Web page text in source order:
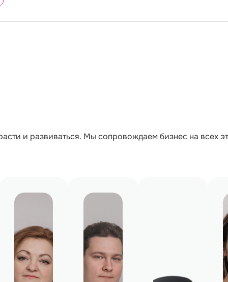
и развиваться. Мы сопровождаем бизнес на всех